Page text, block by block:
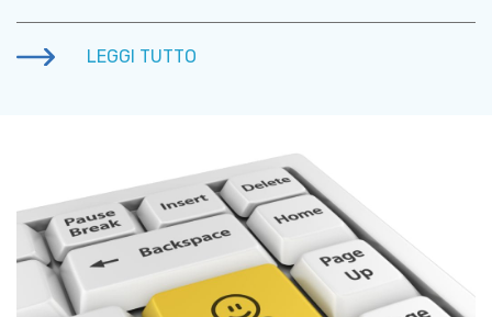
LEGGI TUTTO